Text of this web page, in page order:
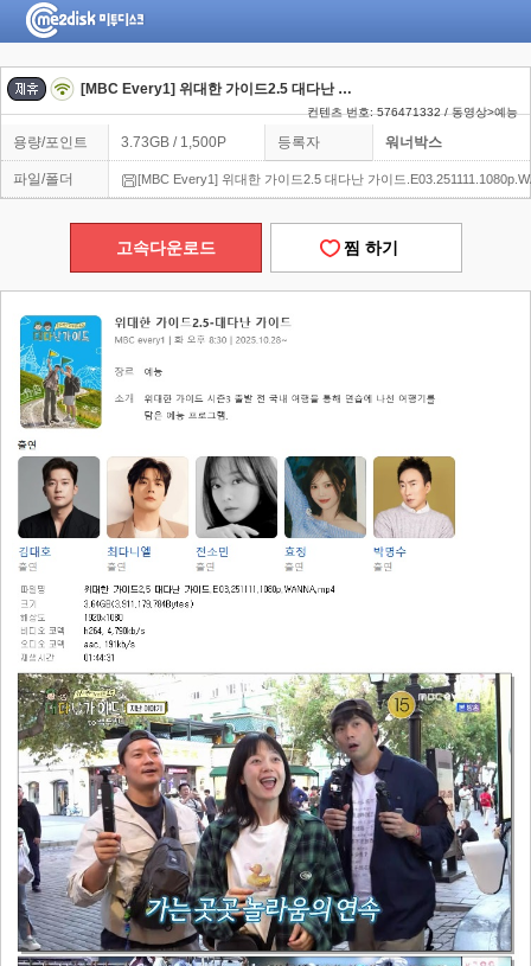
[MBC Every1] 위대한 가이드2.5 대다난 가이드.E03.251111.1080p.WANNA[전소민, 최다니엘]
컨텐츠 번호: 576471332 / 동영상>예능
용량/포인트 3.73GB / 1,500P 등록자 워너박스
파일/폴더 [MBC Every1] 위대한 가이드2.5 대다난 가이드
고속다운로드 찜 하기